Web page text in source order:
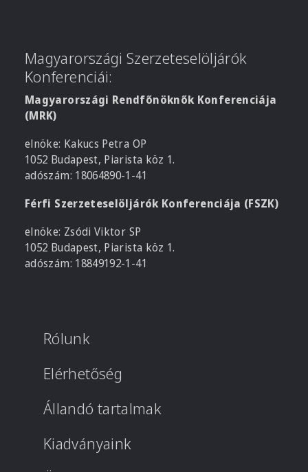
Magyarországi Szerzeteselöljárók
Konferenciái:
Magyarországi Rendfőnöknők Konferenciája
(MRK)
elnöke: Kakucs Petra OP
1052 Budapest, Piarista köz 1.
adószám: 18064890-1-41
Férfi Szerzeteselöljárók Konferenciája (FSZK)
elnöke: Zsódi Viktor SP
1052 Budapest, Piarista köz 1.
adószám: 18849192-1-41
Rólunk
Elérhetőség
Állandó tartalmak
Kiadványaink